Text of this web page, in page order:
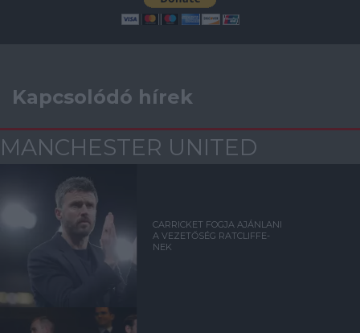
Kapcsolódó hírek
MANCHESTER UNITED
CARRICKET FOGJA AJÁNLANI
A VEZETŐSÉG RATCLIFFE-
NEK